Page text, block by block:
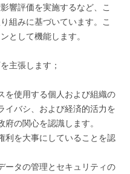
響評価を実施するなど、こ
組みに基づいています。こ
として機能します。
主張します；
を使用する個人および組織の
イバシ、および経済的活力を
の関心を認識します。
利を大事にしていることを認
ータの管理とセキュリティの